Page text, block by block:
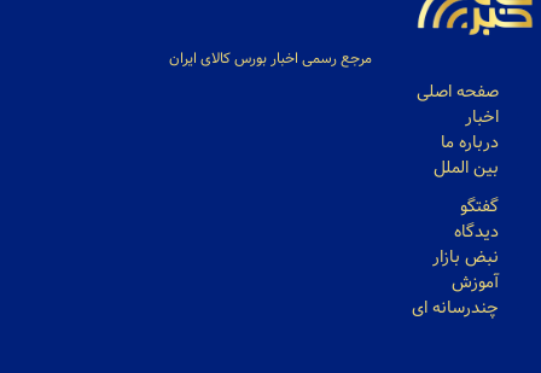
مرجع رسمی اخبار بورس کالای ایران
صفحه اصلی
اخبار
درباره ما
بین الملل
گفتگو
دیدگاه
نبض بازار
آموزش
چندرسانه ای